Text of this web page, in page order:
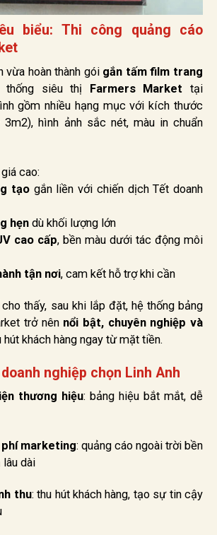
biểu: Thi công quảng cáo
vừa hoàn thành gói gắn tấm film trang
siêu thị Farmers Market tại
gồm nhiều hạng mục với kích thước
hình ảnh sắc nét, màu in chuẩn
cao:
tạogắn liền với chiến dịch Tết doanh
hẹndù khối lượng lớn
cao cấp, bền màu dưới tác động môi
tận nơi, cam kết hỗ trợ khi cần
thấy, sau khi lắp đặt, hệ thống bảng
trở nên nổi bật, chuyên nghiệp và
hút khách hàng ngay từ mặt tiền.
nghiệp chọn Linh Anh
thương hiệu: bảng hiệu bắt mắt, dễ
marketing: quảng cáo ngoài trời bền
lâu dài
thu: thu hút khách hàng, tạo sự tin cậy